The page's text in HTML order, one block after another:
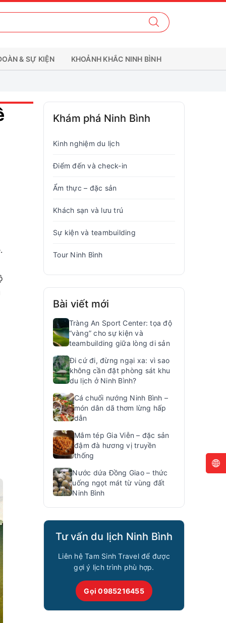
& SỰ KIỆN KHOẢNH KHẮC NINH BÌNH
Khám phá Ninh Bình
Kinh nghiệm du lịch
Điểm đến và check-in
Ẩm thực – đặc sản
Khách sạn và lưu trú
Sự kiện và teambuilding
Tour Ninh Bình
Bài viết mới
Tràng An Sport Center: tọa độ
“vàng” cho sự kiện và
teambuilding giữa lòng di sản
Đi cứ đi, đừng ngại xa: vì sao
không cần đặt phòng sát khu
du lịch ở Ninh Bình?
Cá chuối nướng Ninh Bình –
món dân dã thơm lừng hấp
dẫn
Mắm tép Gia Viễn – đặc sản
đậm đà hương vị truyền
thống
Nước dứa Đồng Giao – thức
uống ngọt mát từ vùng đất
Ninh Bình
Tư vấn du lịch Ninh Bình
Liên hệ Tam Sinh Travel để được
gợi ý lịch trình phù hợp.
Gọi 0985216455